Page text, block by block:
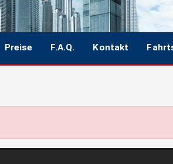
Preise F.A.Q. Kontakt